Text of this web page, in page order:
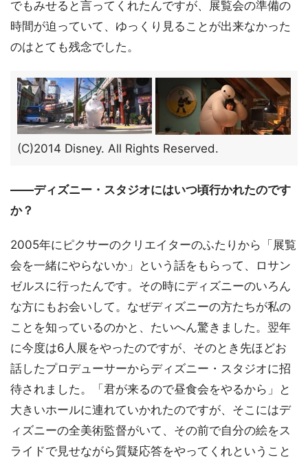
でもみせると言ってくれたんですが、展覧会の準備の
時間が迫っていて、ゆっくり見ることが出来なかった
のはとても残念でした。
(C)2014 Disney. All Rights Reserved.
――ディズニー・スタジオにはいつ頃行かれたのです
か？
2005年にピクサーのクリエイターのふたりから「展覧
会を一緒にやらないか」という話をもらって、ロサン
ゼルスに行ったんです。その時にディズニーのいろん
な方にもお会いして。なぜディズニーの方たちが私の
ことを知っているのかと、たいへん驚きました。翌年
に今度は6人展をやったのですが、そのとき先ほどお
話したプロデューサーからディズニー・スタジオに招
待されました。「君が来るので昼食会をやるから」と
大きいホールに連れていかれたのですが、そこにはデ
ィズニーの全美術監督がいて、その前で自分の絵をス
ライドで見せながら質疑応答をやってくれということ